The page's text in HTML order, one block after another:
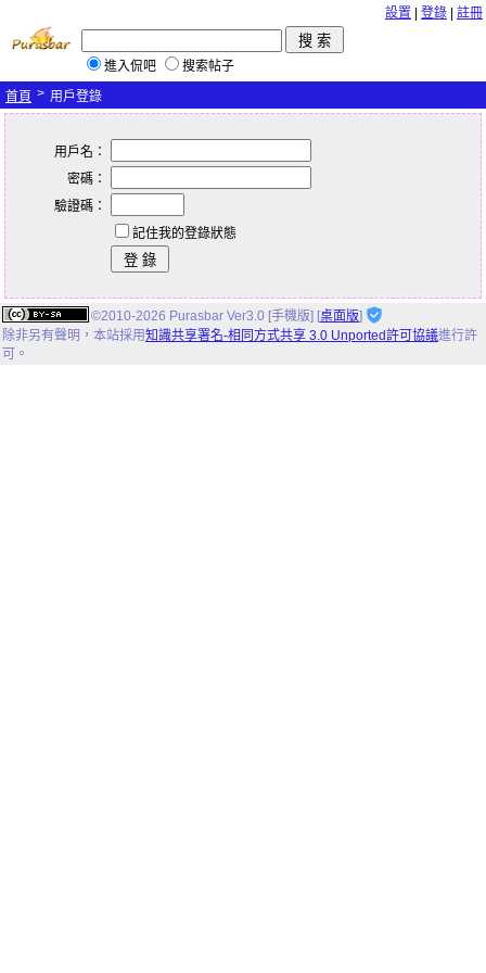
設置 登錄 註冊
進入侃吧
搜索帖子
首頁 > 用戶登錄
用戶名：
密碼：
驗證碼：
記住我的登錄狀態
©2010-2026 Purasbar Ver3.0 [手機版] [桌面版]
除非另有聲明， 本站採用知識共享署名-相同方式共享 3.0 Unported許可協議進行許
可。